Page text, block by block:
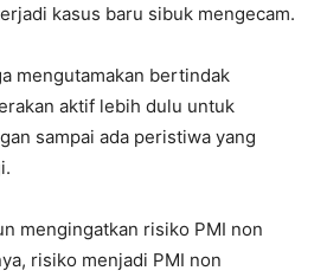
kasus baru sibuk mengecam.
mengutamakan bertindak
aktif lebih dulu untuk
sampai ada peristiwa yang
mengingatkan risiko PMI non
risiko menjadi PMI non